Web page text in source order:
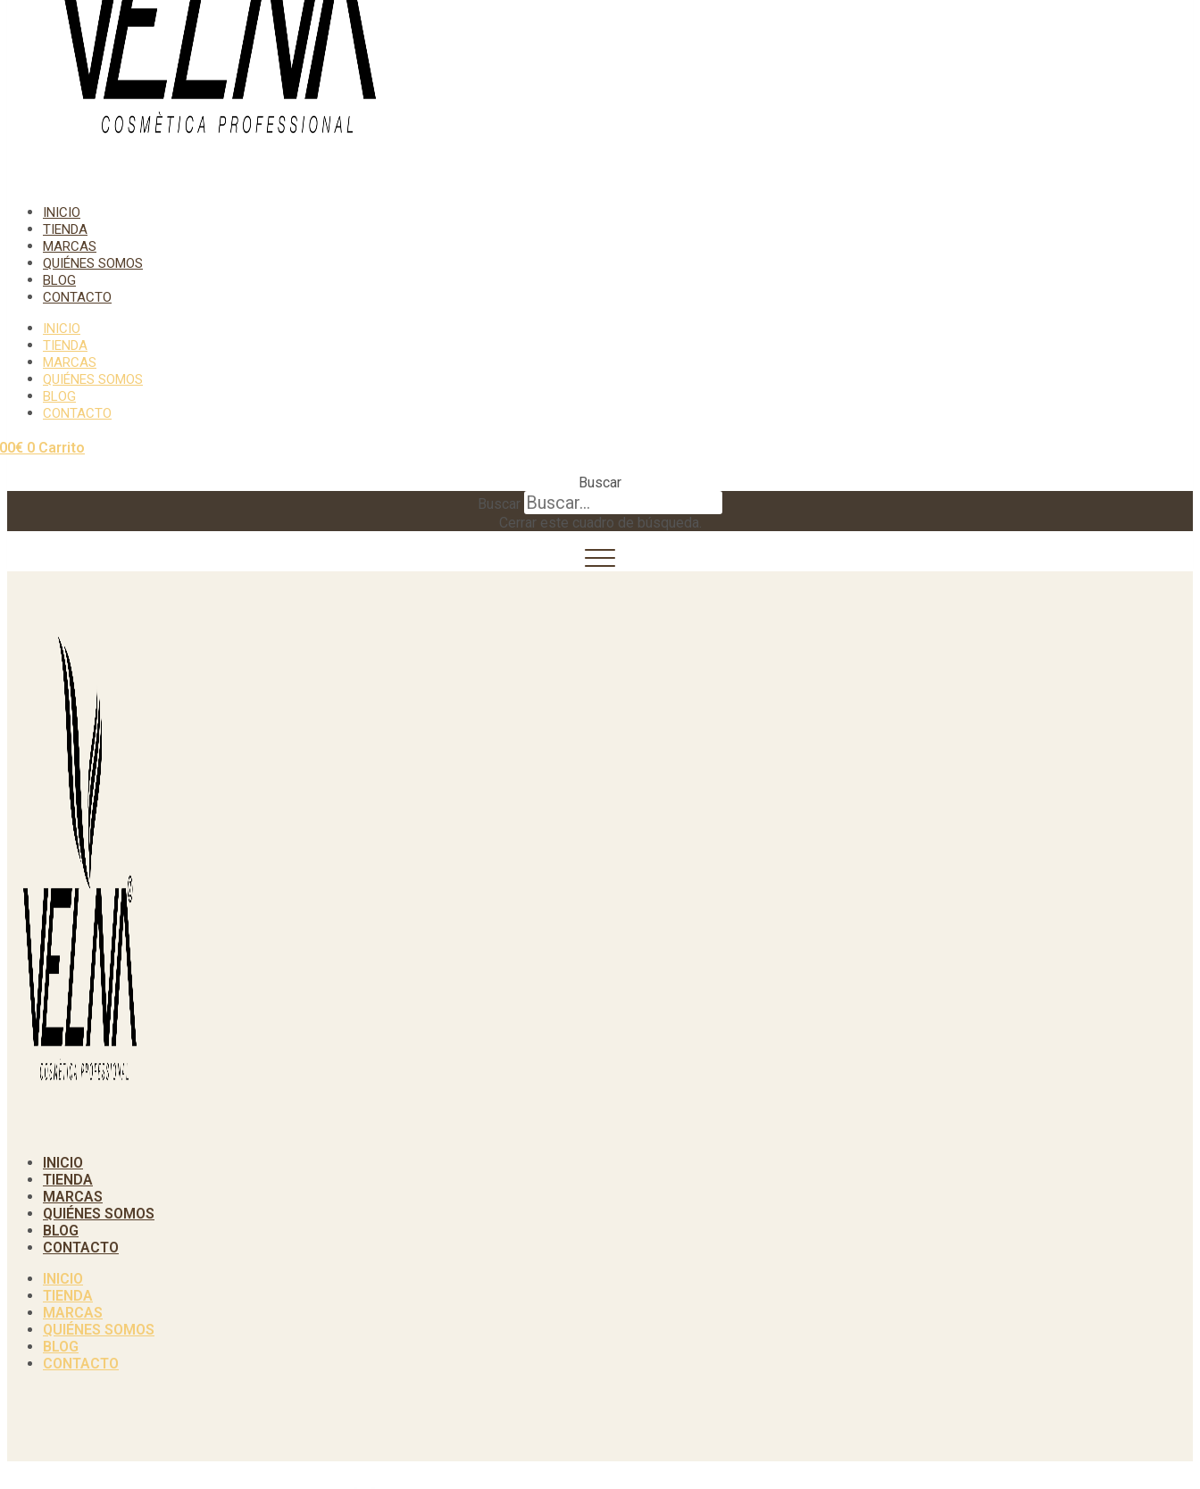
INICIO
TIENDA
MARCAS
QUIÉNES SOMOS
BLOG
CONTACTO
INICIO
TIENDA
MARCAS
QUIÉNES SOMOS
BLOG
CONTACTO
€ 0 Carrito
Buscar
Buscar
Cerrar este cuadro de búsqueda.
INICIO
TIENDA
MARCAS
QUIÉNES SOMOS
BLOG
CONTACTO
INICIO
TIENDA
MARCAS
QUIÉNES SOMOS
BLOG
CONTACTO